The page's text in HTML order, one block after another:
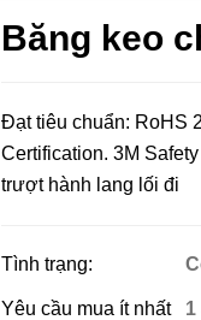
Băng keo
Đạt tiêu chuẩn: RoHS
Certification. 3M
trượt hành lang lối đi
Tình trạng:
Yêu cầu mua ít nhất 1